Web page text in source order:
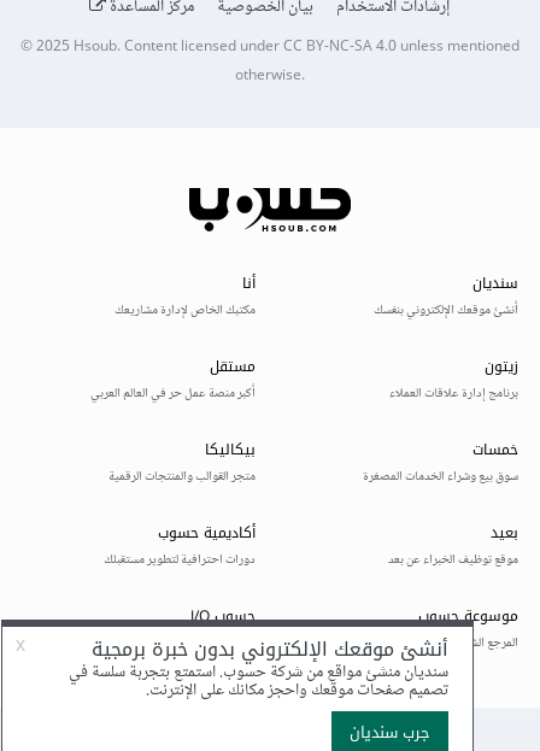
إرشادات الاستخدام
بيان الخصوصية مركز المساعدة
© 2025Hsoub.Content licensed underCC BY-NC-SA 4.0unless mentioned
otherwise.